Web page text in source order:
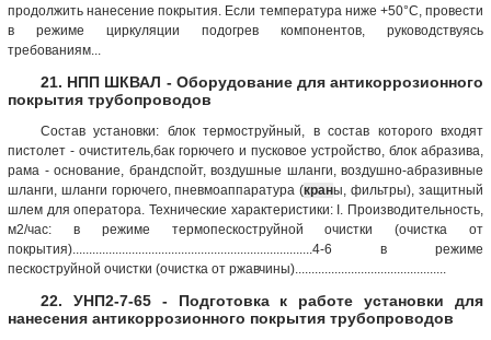
продолжить нанесение покрытия. Если температура ниже +50°С, провести
в режиме циркуляции подогрев компонентов, руководствуясь
требованиям...
21. НПП ШКВАЛ - Оборудование для антикоррозионного
покрытия трубопроводов
Состав установки: блок термоструйный, в состав которого входят
пистолет - очиститель,бак горючего и пусковое устройство, блок абразива,
рама - основание, брандспойт, воздушные шланги, воздушно-абразивные
шланги, шланги горючего, пневмоаппаратура (краны, фильтры), защитный
шлем для оператора. Технические характеристики: I. Производительность,
м2/час: в режиме термопескоструйной очистки (очистка от
покрытия).........................................................................4-6 в режиме
пескоструйной очистки (очистка от ржавчины)..............................................
22. УНП2-7-65 - Подготовка к работе установки для
нанесения антикоррозионного покрытия трубопроводов